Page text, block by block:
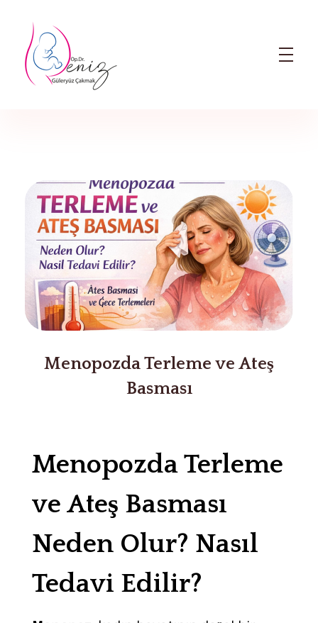
Menopozda Terleme ve Ateş
Basması
Menopozda Terleme
ve Ateş Basması
Neden Olur? Nasıl
Tedavi Edilir?